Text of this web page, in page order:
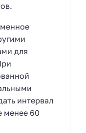
для
интервал
менее 60